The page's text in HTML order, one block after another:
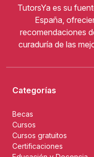
TutorsYa es su
España,
recomendaciones
curaduría de las
Categorías
Becas
Cursos
Cursos gratuitos
Certificaciones